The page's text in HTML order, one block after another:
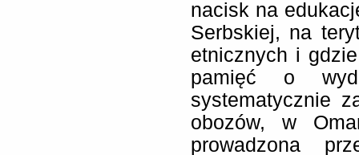
nacisk na
Serbskiej, na
etnicznych i
pamięć o
systematycznie
obozów, w
prowadzona